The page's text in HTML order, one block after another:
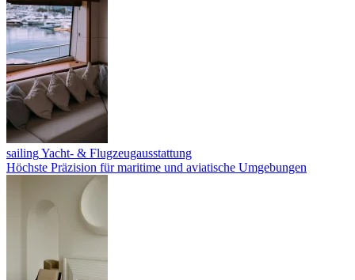
sailingYacht- & Flugzeugausstattung
Höchste Präzision für maritime und aviatische Umgebungen